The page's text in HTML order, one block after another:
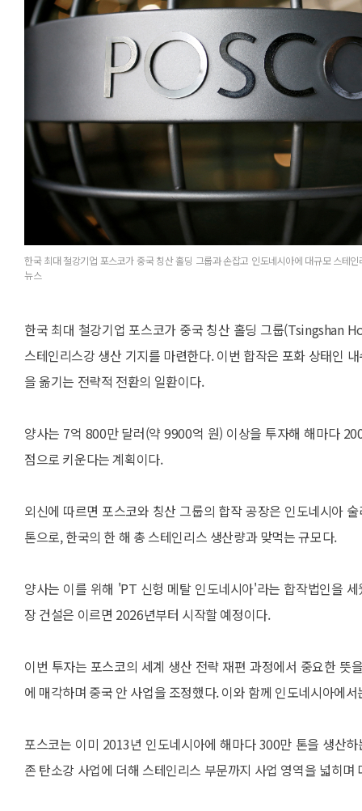
한국 최대 철강기업 포스코가 중국 칭산 홀딩 그룹과 손잡고 인도네시아에 대규모 스테
뉴스
한국 최대 철강기업 포스코가 중국 칭산 홀딩 그룹(Tsingshan
스테인리스강 생산 기지를 마련한다. 이번 합작은 포화 상태인
을 옮기는 전략적 전환의 일환이다.
양사는 7억 800만 달러(약 9900억 원) 이상을 투자해 해마다
점으로 키운다는 계획이다.
외신에 따르면 포스코와 칭산 그룹의 합작 공장은 인도네시아
톤으로, 한국의 한 해 총 스테인리스 생산량과 맞먹는 규모다.
양사는 이를 위해 'PT 신헝 메탈 인도네시아'라는 합작법인을
장 건설은 이르면 2026년부터 시작할 예정이다.
이번 투자는 포스코의 세계 생산 전략 재편 과정에서 중요한
에 매각하며 중국 안 사업을 조정했다. 이와 함께 인도네시아에
포스코는 이미 2013년 인도네시아에 해마다 300만 톤을 생산
존 탄소강 사업에 더해 스테인리스 부문까지 사업 영역을 넓히